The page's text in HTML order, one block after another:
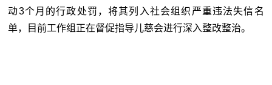
动3个月的行政处罚，将其列入社会组织严重违法失信名
单，目前工作组正在督促指导儿慈会进行深入整改整治。